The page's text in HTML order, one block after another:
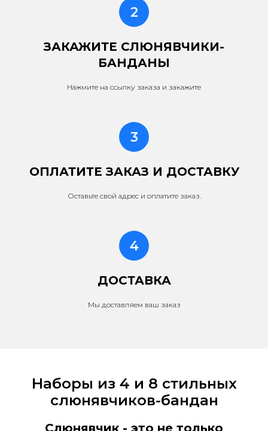
ЗАКАЖИТЕ СЛЮНЯВЧИКИ-
БАНДАНЫ
Нажмите на ссылку заказа и закажите
ОПЛАТИТЕ ЗАКАЗ И ДОСТАВКУ
Оставьте свой адрес и оплатите заказ.
ДОСТАВКА
Мы доставляем ваш заказ
Наборы из 4 и 8 стильных
слюнявчиков-бандан
Слюнявчик - это не только